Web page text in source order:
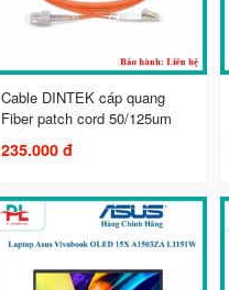
Cable DINTEK cáp quang
Fiber patch cord 50/125um
235.000 đ